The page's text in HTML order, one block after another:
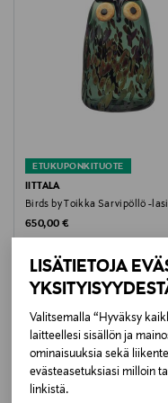
LISÄTIETOJA
Valitsemalla “Hyväksy
laitteellesi sisällön ja
ominaisuuksia sekä
evästeasetuksiasi milloin
linkistä.
Hoito-ohjeet
Pyyhi kostealla liinalla
Kokotiedot
Leveys
20.5 cm
Korkeus
16.5 cm
Paino
810 g
ETUKUPONKITUOTE
IITTALA
Birds by Toikka Sarvipöllö -
Original Price
650,00 €
LISÄÄ